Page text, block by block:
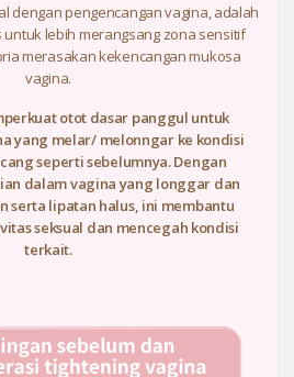
dengan pengencangan vagina, adalah
lebih merangsang zona sensitif
merasakan kekencangan mukosa
vagina.
otot dasar panggul untuk
yang melar/ melonngar ke kondisi
seperti sebelumnya. Dengan
dalam vagina yang longgar dan
serta lipatan halus, ini membantu
seksual dan mencegah kondisi
terkait.